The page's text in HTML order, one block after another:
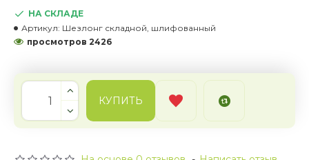
НА СКЛАДЕ
Артикул: Шезлонг складной, шлифованный
просмотров 2426
КУПИТЬ